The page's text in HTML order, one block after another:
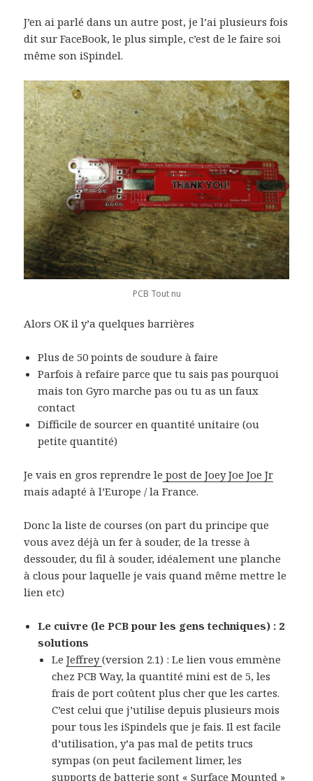
J’en ai parlé dans un autre post, je l’ai plusieurs fois
dit sur FaceBook, le plus simple, c’est de le faire soi
même son iSpindel.
PCB Tout nu
Alors OK il y’a quelques barrières
Plus de 50 points de soudure à faire
Parfois à refaire parce que tu sais pas pourquoi
mais ton Gyro marche pas ou tu as un faux
contact
Difficile de sourcer en quantité unitaire (ou
petite quantité)
Je vais en gros reprendre le post de Joey Joe Joe Jr
mais adapté à l’Europe / la France.
Donc la liste de courses (on part du principe que
vous avez déjà un fer à souder, de la tresse à
dessouder, du fil à souder, idéalement une planche
à clous pour laquelle je vais quand même mettre le
lien etc)
Le cuivre (le PCB pour les gens techniques) : 2
solutions
LeJeffrey(version 2.1) : Le lien vous emmène
chez PCB Way, la quantité mini est de 5, les
frais de port coûtent plus cher que les cartes.
C’est celui que j’utilise depuis plusieurs mois
pour tous les iSpindels que je fais. Il est facile
d’utilisation, y’a pas mal de petits trucs
sympas (on peut facilement limer, les
supports de batterie sont « Surface Mounted »